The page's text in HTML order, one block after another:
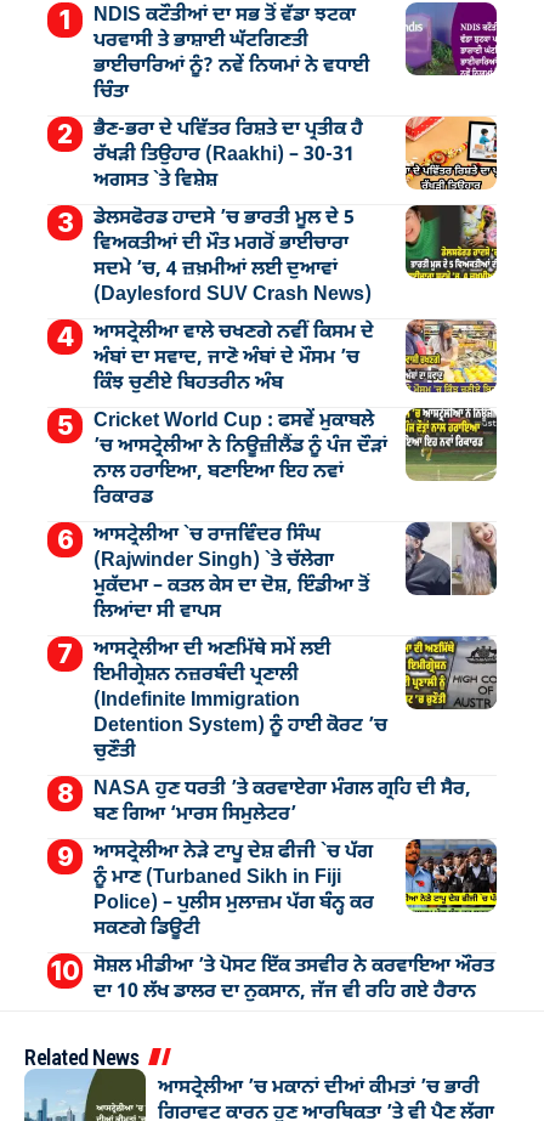
NDIS ਕਟੌਤੀਆਂ ਦਾ ਸਭ ਤੋਂ ਵੱਡਾ ਝਟਕਾ
ਪਰਵਾਸੀ ਤੇ ਭਾਸ਼ਾਈ ਘੱਟਗਿਣਤੀ
ਭਾਈਚਾਰਿਆਂ ਨੂੰ? ਨਵੇਂ ਨਿਯਮਾਂ ਨੇ ਵਧਾਈ
ਚਿੰਤਾ
ਭੈਣ-ਭਰਾ ਦੇ ਪਵਿੱਤਰ ਰਿਸ਼ਤੇ ਦਾ ਪ੍ਰਤੀਕ ਹੈ
ਰੱਖੜੀ ਤਿਉਹਾਰ (Raakhi) – 30-31
ਅਗਸਤ `ਤੇ ਵਿਸ਼ੇਸ਼
ਡੇਲਸਫੋਰਡ ਹਾਦਸੇ ’ਚ ਭਾਰਤੀ ਮੂਲ ਦੇ 5
ਵਿਅਕਤੀਆਂ ਦੀ ਮੌਤ ਮਗਰੋਂ ਭਾਈਚਾਰਾ
ਸਦਮੇ ’ਚ, 4 ਜ਼ਖ਼ਮੀਆਂ ਲਈ ਦੁਆਵਾਂ
(Daylesford SUV Crash News)
ਆਸਟ੍ਰੇਲੀਆ ਵਾਲੇ ਚਖਣਗੇ ਨਵੀਂ ਕਿਸਮ ਦੇ
ਅੰਬਾਂ ਦਾ ਸਵਾਦ, ਜਾਣੋ ਅੰਬਾਂ ਦੇ ਮੌਸਮ ’ਚ
ਕਿੰਝ ਚੁਣੀਏ ਬਿਹਤਰੀਨ ਅੰਬ
Cricket World Cup : ਫਸਵੇਂ ਮੁਕਾਬਲੇ
’ਚ ਆਸਟ੍ਰੇਲੀਆ ਨੇ ਨਿਊਜ਼ੀਲੈਂਡ ਨੂੰ ਪੰਜ ਦੌੜਾਂ
ਨਾਲ ਹਰਾਇਆ, ਬਣਾਇਆ ਇਹ ਨਵਾਂ
ਰਿਕਾਰਡ
ਆਸਟ੍ਰੇਲੀਆ `ਚ ਰਾਜਵਿੰਦਰ ਸਿੰਘ
(Rajwinder Singh) `ਤੇ ਚੱਲੇਗਾ
ਮੁੁਕੱਦਮਾ – ਕਤਲ ਕੇਸ ਦਾ ਦੋਸ਼, ਇੰਡੀਆ ਤੋਂ
ਲਿਆਂਦਾ ਸੀ ਵਾਪਸ
ਆਸਟ੍ਰੇਲੀਆ ਦੀ ਅਣਮਿੱਥੇ ਸਮੇਂ ਲਈ
ਇਮੀਗ੍ਰੇਸ਼ਨ ਨਜ਼ਰਬੰਦੀ ਪ੍ਰਣਾਲੀ
(Indefinite Immigration
Detention System) ਨੂੰ ਹਾਈ ਕੋਰਟ ’ਚ
ਚੁਣੌਤੀ
NASA ਹੁਣ ਧਰਤੀ ’ਤੇ ਕਰਵਾਏਗਾ ਮੰਗਲ ਗ੍ਰਹਿ ਦੀ ਸੈਰ,
ਬਣ ਗਿਆ ‘ਮਾਰਸ ਸਿਮੁਲੇਟਰ’
ਆਸਟ੍ਰੇਲੀਆ ਨੇੜੇ ਟਾਪੂ ਦੇਸ਼ ਫੀਜੀ `ਚ ਪੱਗ
ਨੂੰ ਮਾਣ (Turbaned Sikh in Fiji
Police) – ਪੁਲੀਸ ਮੁਲਾਜ਼ਮ ਪੱਗ ਬੰਨ੍ਹ ਕਰ
ਸਕਣਗੇ ਡਿਊਟੀ
ਸੋਸ਼ਲ ਮੀਡੀਆ ’ਤੇ ਪੋਸਟ ਇੱਕ ਤਸਵੀਰ ਨੇ ਕਰਵਾਇਆ ਔਰਤ
ਦਾ 10 ਲੱਖ ਡਾਲਰ ਦਾ ਨੁਕਸਾਨ, ਜੱਜ ਵੀ ਰਹਿ ਗਏ ਹੈਰਾਨ
Related News
ਆਸਟ੍ਰੇਲੀਆ ’ਚ ਮਕਾਨਾਂ ਦੀਆਂ ਕੀਮਤਾਂ ’ਚ ਭਾਰੀ
ਗਿਰਾਵਟ ਕਾਰਨ ਹੁਣ ਆਰਥਿਕਤਾ ’ਤੇ ਵੀ ਪੈਣ ਲੱਗਾ